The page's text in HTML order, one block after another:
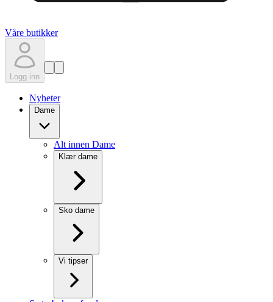
Våre butikker
Logg inn
Nyheter
Dame
Alt innen Dame
Klær dame
Sko dame
Vi tipser